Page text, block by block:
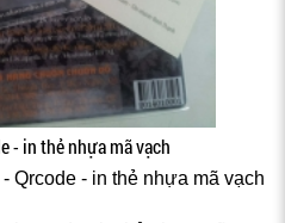
- in thẻ nhựa mã vạch
Qrcode - in thẻ nhựa mã vạch